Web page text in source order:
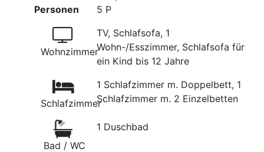
Personen
5 P
Wohnzimmer
TV, Schlafsofa, 1
Wohn-/Esszimmer, Schlafsofa für
ein Kind bis 12 Jahre
Schlafzimmer
1 Schlafzimmer m. Doppelbett, 1
Schlafzimmer m. 2 Einzelbetten
Bad / WC
1 Duschbad